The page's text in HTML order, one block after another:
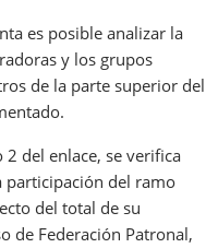
es posible analizar la
y los grupos
de la parte superior del
del enlace, se verifica
participación del ramo
del total de su
de Federación Patronal,